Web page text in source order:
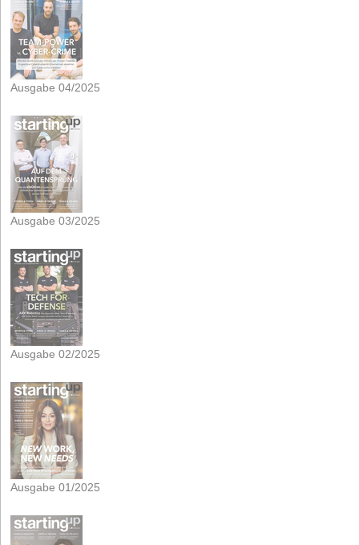
Ausgabe 04/2025
Ausgabe 03/2025
Ausgabe 02/2025
Ausgabe 01/2025